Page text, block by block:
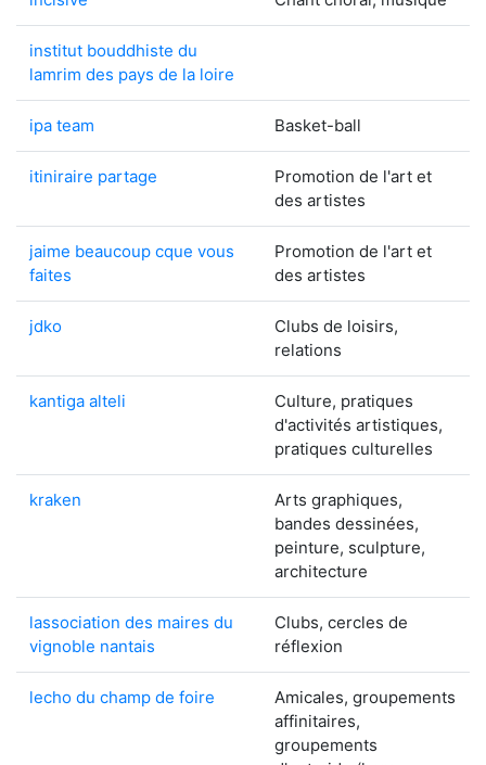
institut bouddhiste du
lamrim des pays de la loire
ipa team Basket-ball
itiniraire partage
Promotion de l'art et
des artistes
jaime beaucoup cque vous
faites
Promotion de l'art et
des artistes
jdko
Clubs de loisirs,
relations
kantiga alteli
Culture, pratiques
d'activités artistiques,
pratiques culturelles
kraken
Arts graphiques,
bandes dessinées,
peinture, sculpture,
architecture
lassociation des maires du
vignoble nantais
Clubs, cercles de
réflexion
lecho du champ de foire
Amicales, groupements
affinitaires,
groupements